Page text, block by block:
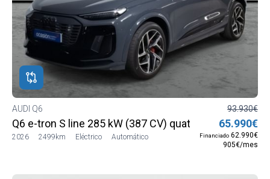
AUDI Q6
Q6 e-tron S line 285 kW (387 CV) quattro
2026 2499km Eléctrico Automático
93.930€
65.990€
Financiado 62.990€
905€/mes